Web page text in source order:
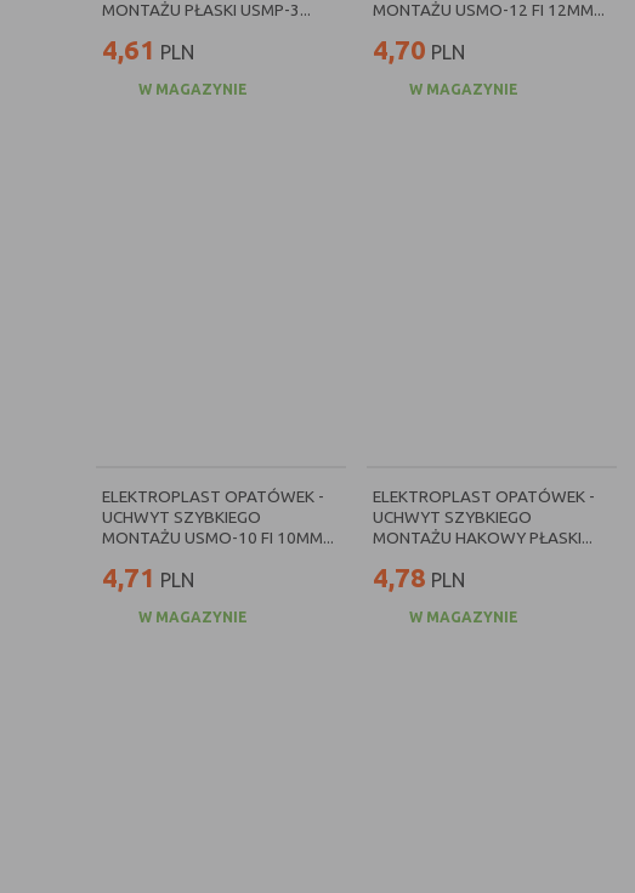
MONTAŻU PŁASKI USMP-3...
4,61 PLN
W MAGAZYNIE
MONTAŻU USMO-12 FI 12MM...
4,70 PLN
W MAGAZYNIE
ELEKTROPLAST OPATÓWEK -
UCHWYT SZYBKIEGO
MONTAŻU USMO-10 FI 10MM...
4,71 PLN
W MAGAZYNIE
ELEKTROPLAST OPATÓWEK -
UCHWYT SZYBKIEGO
MONTAŻU HAKOWY PŁASKI...
4,78 PLN
W MAGAZYNIE